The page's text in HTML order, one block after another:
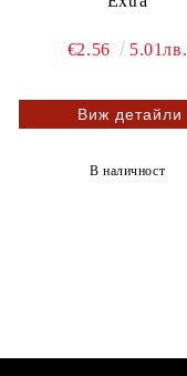
€2.56 5.01лв.
Виж детайли
В наличност